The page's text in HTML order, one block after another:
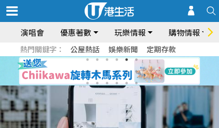
演唱會 優惠著數 玩樂情報 購物情報
熱門關鍵字： 公屋熱話 娛樂新聞 定期存款